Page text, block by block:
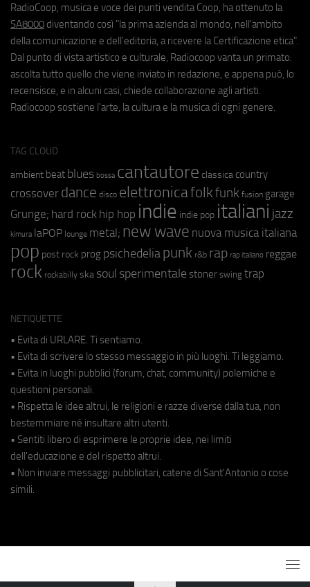
RadioCoop, musica e voce dei punti vendita Coop, ha ottenuto la
SA8000 diventando così "la prima azienda al mondo, nell'ambito
della comunicazione e dell'editoria, a ricevere la Certificazione etica".
Dal punto di vista artistico e culturale, Radiocoop vanta un primato:
ascolta tutto quello che viene inviato in redazione, e appena può, lo
recensisce, e in alcuni casi, chiede collaborazione agli artisti.
Radiocoop sostiene l'arte, la cultura e la musica di ogni genere.
TAG CLOUD
ambient beat blues bossa cantautore classica country
crossover dance disco elettronicafolkfunk fusion garage
Grunge; hard rock hip hop indie indie pop italiani jazz
kimura laPOP lounge metal; new wave nuova musica italiana
pop post rock prog psichedeliapunk r&b rap rap italiano reggae
rock rockabilly ska soul sperimentale stoner swing trap
NETIQUETTE
• Evita di URLARE. Ti sentiamo.
• Evita di scrivere lo stesso messaggio in più luoghi. Ti leggiamo.
• Evita in luoghi pubblici (forum, chat, community) polemiche e
questioni personali.
• Rispetta le idee altrui, le religioni e razze diverse dalla tua, non
bestemmiare né insultare altri utenti.
• Sentiti libero di esprimere le proprie idee, nei limiti
dell'educazione e del rispetto altrui.
• Non inviare messaggi pubblicitari, catene di Sant'Antonio o cose
simili.